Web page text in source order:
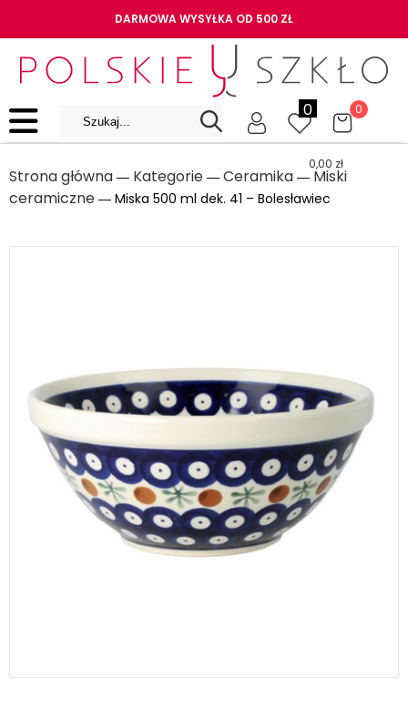
DARMOWA WYSYŁKA OD 500 ZŁ
0 0
0,00 zł
Strona główna ― Kategorie ― Ceramika ― Miski
ceramiczne ― Miska 500 ml dek. 41 – Bolesławiec